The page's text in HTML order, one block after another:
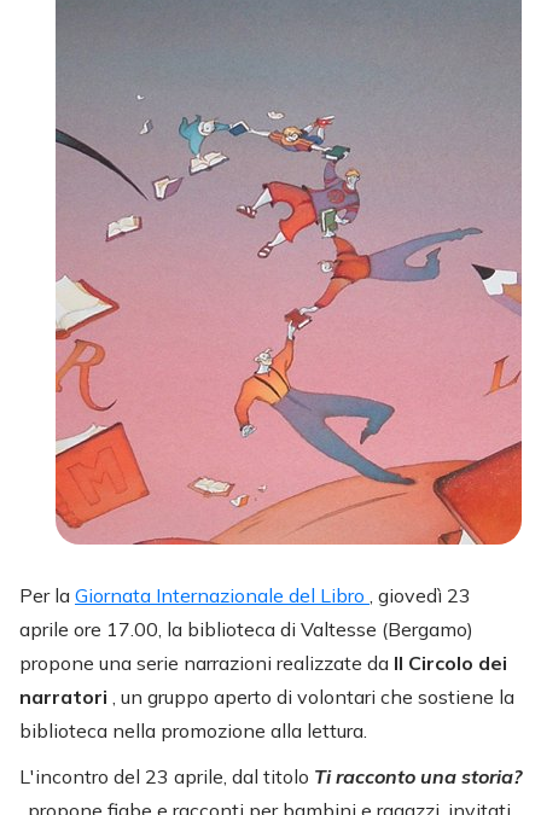
Per la Giornata Internazionale del Libro , giovedì 23
aprile ore 17.00, la biblioteca di Valtesse (Bergamo)
propone una serie narrazioni realizzate da Il Circolo dei
narratori , un gruppo aperto di volontari che sostiene la
biblioteca nella promozione alla lettura.
L'incontro del 23 aprile, dal titolo Ti racconto una storia?
, propone fiabe e racconti per bambini e ragazzi, invitati